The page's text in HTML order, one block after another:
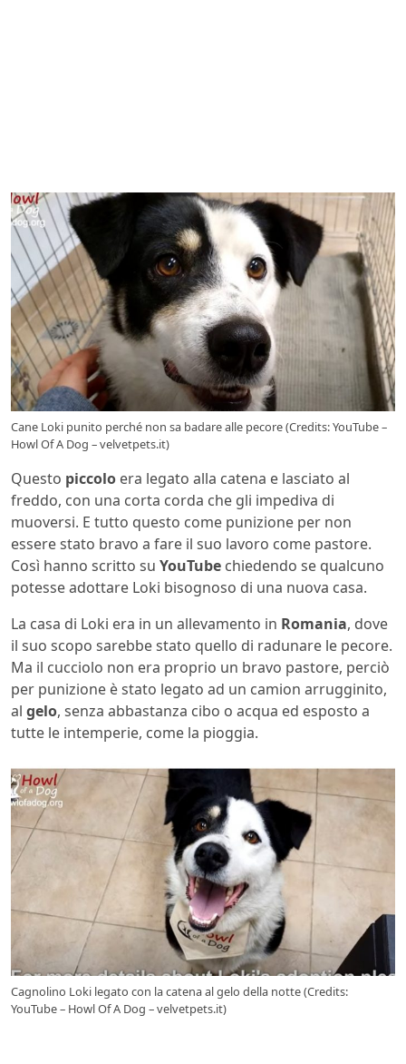
Cane Loki punito perché non sa badare alle pecore (Credits: YouTube –
Howl Of A Dog – velvetpets.it)
Questo piccolo era legato alla catena e lasciato al
freddo, con una corta corda che gli impediva di
muoversi. E tutto questo come punizione per non
essere stato bravo a fare il suo lavoro come pastore.
Così hanno scritto su YouTube chiedendo se qualcuno
potesse adottare Loki bisognoso di una nuova casa.
La casa di Loki era in un allevamento in Romania, dove
il suo scopo sarebbe stato quello di radunare le pecore.
Ma il cucciolo non era proprio un bravo pastore, perciò
per punizione è stato legato ad un camion arrugginito,
al gelo, senza abbastanza cibo o acqua ed esposto a
tutte le intemperie, come la pioggia.
Cagnolino Loki legato con la catena al gelo della notte (Credits:
YouTube – Howl Of A Dog – velvetpets.it)